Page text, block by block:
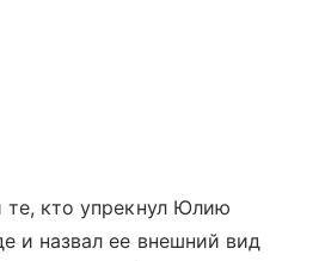
кто упрекнул Юлию
и назвал ее внешний вид